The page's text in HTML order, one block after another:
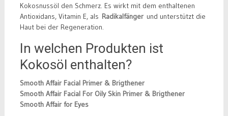
Kokosnussöl den Schmerz. Es wirkt mit dem enthaltenen
Antioxidans, Vitamin E, als Radikalfängerund unterstützt die
Haut bei der Regeneration.
In welchen Produkten ist
Kokosöl enthalten?
Smooth Affair Facial Primer & Brigthener
Smooth Affair Facial For Oily Skin Primer & Brigthener
Smooth Affair for Eyes